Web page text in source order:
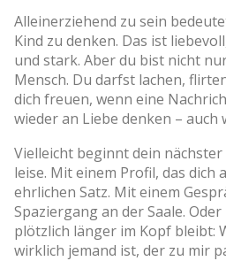
Alleinerziehend zu sein
Kind zu denken. Das ist
und stark. Aber du bist nicht
Mensch. Du darfst lachen,
dich freuen, wenn eine
wieder an Liebe denken – auch
Vielleicht beginnt dein
leise. Mit einem Profil, das dich
ehrlichen Satz. Mit einem
Spaziergang an der Saale.
plötzlich länger im Kopf bleibt:
wirklich jemand ist, der zu mir